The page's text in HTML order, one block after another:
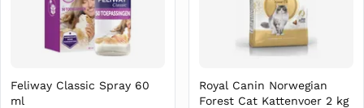
Feliway Classic Spray 60
ml
Royal Canin Norwegian
Forest Cat Kattenvoer 2 kg